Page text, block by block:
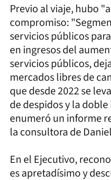
Previo al viaje, hubo
compromiso:
servicios públicos
en ingresos del
servicios públicos,
mercados libres de
que desde 2022 se
de despidos y la
enumeró un informe
la consultora de
En el Ejecutivo,
es apretadísimo y